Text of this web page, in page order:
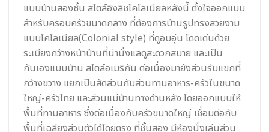
แบบบ้านสองชั้น สไตล์อิงลิชโคโลเนียลหลังนี้ ตั้งใจออกแบบ
สำหรับครอบครัวขนาดกลาง ที่ต้องการบ้านรูปทรงสวยงาม
แบบโคโลเนียล(Colonial style) ที่ดูอบอุ่น โดดเด่นด้วย
ระเบียงกว้างหน้าบ้านที่น่านั่งแลดูสะดวกสบาย และเป็น
กันเองแบบบ้าน สไตล์อเมริกัน ต่อเนื่องมายังส่วนรับแขกที่
กว้างขวาง แยกเป็นสัดส่วนกับส่วนทานอาหาร-ครัวในขนาด
ใหญ่-ครัวไทย และส่วนแม่บ้านทางด้านหลัง โดยออกแบบให้
พื้นที่ทานอาหาร ซึ่งต่อเนื่องกับครัวขนาดใหญ่ เชื่อมต่อกับ
พื้นที่เฉลียงส่วนตัวได้โดยตรง ที่ชั้นสอง มีห้องนั่งเล่นส่วน